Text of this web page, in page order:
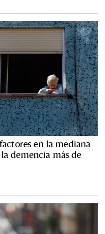
en la mediana
demencia más de